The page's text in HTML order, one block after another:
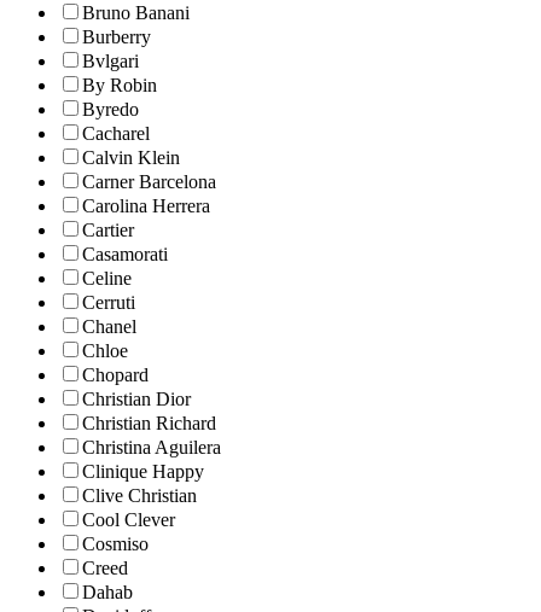
Bruno Banani
Burberry
Bvlgari
By Robin
Byredo
Cacharel
Calvin Klein
Carner Barcelona
Carolina Herrera
Cartier
Casamorati
Celine
Cerruti
Chanel
Chloe
Chopard
Christian Dior
Christian Richard
Christina Aguilera
Clinique Happy
Clive Christian
Cool Clever
Cosmiso
Creed
Dahab